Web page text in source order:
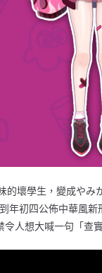
壞學生，變成やみ
年初四公佈中華風
人想大喊一句「查